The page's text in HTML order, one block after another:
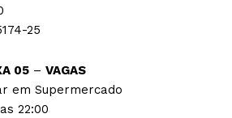
25
05 – VAGAS
em Supermercado
22:00